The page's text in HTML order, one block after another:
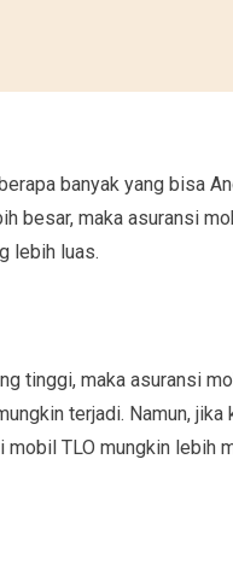
banyak yang bisa
besar, maka asuransi
lebih luas.
tinggi, maka asuransi
terjadi. Namun,
mobil TLO mungkin lebih